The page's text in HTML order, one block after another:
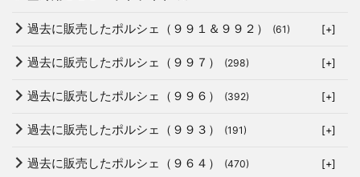
過去に販売したポルシェ（９９１＆９９２） (61) [+]
過去に販売したポルシェ（９９７） (298) [+]
過去に販売したポルシェ（９９６） (392) [+]
過去に販売したポルシェ（９９３） (191) [+]
過去に販売したポルシェ（９６４） (470) [+]